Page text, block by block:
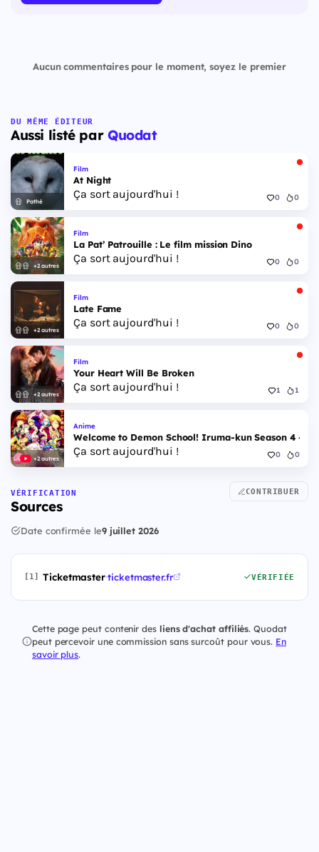
Aucun commentaires pour le moment, soyez le premier
DU MÊME ÉDITEUR
Aussi listé par Quodat
Pathé
Film
At Night
Ça sort aujourd'hui ! 0 0
+2 autres
Film
La Pat’ Patrouille : Le film mission Dino
Ça sort aujourd'hui ! 0 0
+2 autres
Film
Late Fame
Ça sort aujourd'hui ! 0 0
+2 autres
Film
Your Heart Will Be Broken
Ça sort aujourd'hui ! 1 1
+2 autres
Anime
Welcome to Demon School! Iruma-kun Season 4 -
Ça sort aujourd'hui ! 0 0
VÉRIFICATION
Sources
CONTRIBUER
Date confirmée le9 juillet 2026
[1] Ticketmaster·ticketmaster.fr VÉRIFIÉE
Cette page peut contenir des liens d'achat affiliés. Quodat
peut percevoir une commission sans surcoût pour vous. En
savoir plus.